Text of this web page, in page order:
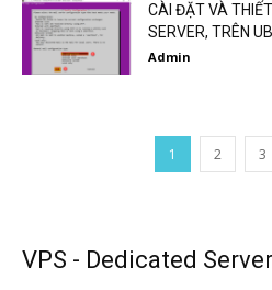
CÀI ĐẶT VÀ
SERVER, TRÊN
Admin
1 2 3
VPS - Dedicated